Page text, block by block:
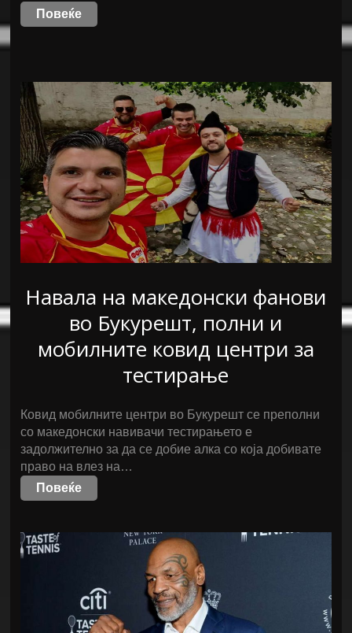
Повеќе
Навала на македонски фанови
во Букурешт, полни и
мобилните ковид центри за
тестирање
Ковид мобилните центри во Букурешт се преполни
со македонски навивачи тестирањето е
задолжително за да се добие алка со која добивате
право на влез на…
Повеќе